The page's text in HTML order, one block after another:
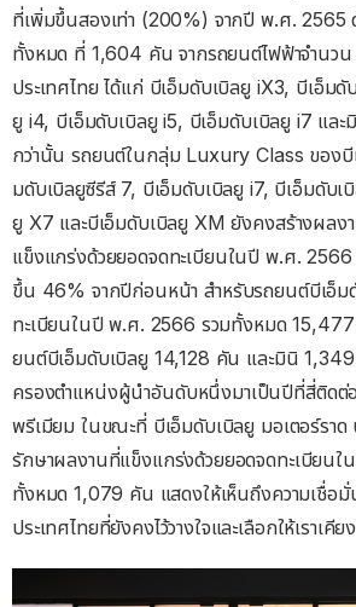
ที่เพิ่มขึ้นสองเท่า (200%) จากปี พ.ศ. 2565
ทั้งหมด ที่ 1,604 คัน จากรถยนต์ไฟฟ้าจำนวน
ประเทศไทย ได้แก่ บีเอ็มดับเบิลยู iX3, บีเอ็ม
ยู i4, บีเอ็มดับเบิลยู i5, บีเอ็มดับเบิลยู i7 และ
กว่านั้น รถยนต์ในกลุ่ม Luxury Class ของบี
มดับเบิลยูซีรีส์ 7, บีเอ็มดับเบิลยู i7, บีเอ็มดับเ
ยู X7 และบีเอ็มดับเบิลยู XM ยังคงสร้างผลงา
แข็งแกร่งด้วยยอดจดทะเบียนในปี พ.ศ.
ขึ้น 46% จากปีก่อนหน้า สำหรับรถยนต์บีเอ็ม
ทะเบียนในปี พ.ศ. 2566 รวมทั้งหมด
ยนต์บีเอ็มดับเบิลยู 14,128 คัน และมินิ
ครองตำแหน่งผู้นำอันดับหนึ่งมาเป็นปีที่สี่ติดต่
พรีเมียม ในขณะที่ บีเอ็มดับเบิลยู มอเตอร์ราด
รักษาผลงานที่แข็งแกร่งด้วยยอดจดทะเบียน
ทั้งหมด 1,079 คัน แสดงให้เห็นถึงความเชื่อมั่
ประเทศไทยที่ยังคงไว้วางใจและเลือกให้เราเคี